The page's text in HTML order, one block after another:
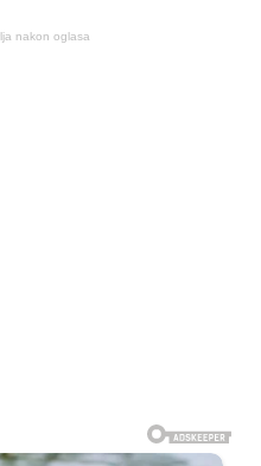
nakon oglasa